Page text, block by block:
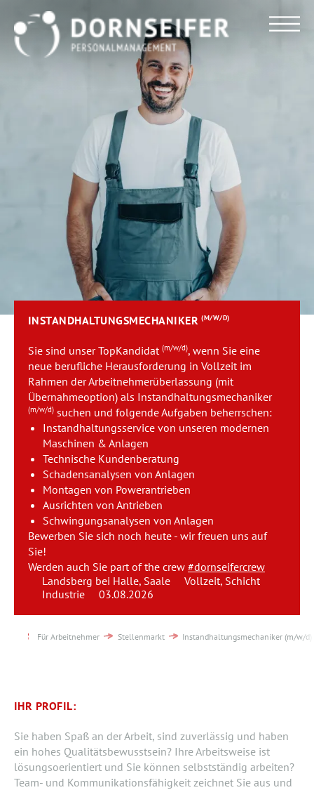
INSTANDHALTUNGSMECHANIKER(M/W/D)
Sie sind unser TopKandidat (m/w/d), wenn Sie eine
neue berufliche Herausforderung in Vollzeit im
Rahmen der Arbeitnehmerüberlassung (mit
Übernahmeoption) als Instandhaltungsmechaniker
(m/w/d) suchen und folgende Aufgaben beherrschen:
Instandhaltungsservice von unseren modernen
Maschinen & Anlagen
Technische Kundenberatung
Schadensanalysen von Anlagen
Montagen von Powerantrieben
Ausrichten von Antrieben
Schwingungsanalysen von Anlagen
Bewerben Sie sich noch heute - wir freuen uns auf
Sie!
Werden auch Sie part of the crew #dornseifercrew
Landsberg bei Halle, Saale
Vollzeit, Schicht
Industrie
03.08.2026
Für Arbeitnehmer Stellenmarkt Instandhaltungsmechaniker (m/w/d)
IHR PROFIL:
Sie haben Spaß an der Arbeit, sind zuverlässig und haben
ein hohes Qualitätsbewusstsein? Ihre Arbeitsweise ist
lösungsoerientiert und Sie können selbstständig arbeiten?
Team- und Kommunikationsfähigkeit zeichnet Sie aus und
Für Arbeitnehmer
Für Unternehmen
Dornseifer DNA
Referenzen
Stellenmarkt
Blog
Team
Kontakt
Karriere
Login